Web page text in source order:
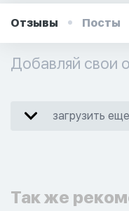
Отзывы Посты
Добавляй свои
загрузить еще
Так же